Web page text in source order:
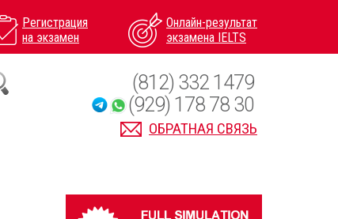
Регистрация
на экзамен
Онлайн-результат
экзамена IELTS
ОБРАТНАЯ СВЯЗЬ
(812) 332 1479
(929) 178 78 30